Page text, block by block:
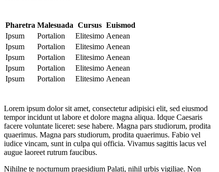
Pharetra Malesuada Cursus Euismod
Ipsum
Portalion Elitesimo Aenean
Ipsum
Portalion Elitesimo Aenean
Ipsum
Portalion Elitesimo Aenean
Ipsum
Portalion Elitesimo Aenean
Ipsum
Portalion Elitesimo Aenean
Lorem ipsum dolor sit amet, consectetur adipisici elit, sed eiusmod
tempor incidunt ut labore et dolore magna aliqua. Idque Caesaris
facere voluntate liceret: sese habere. Magna pars studiorum, prodita
quaerimus. Magna pars studiorum, prodita quaerimus. Fabio vel
iudice vincam, sunt in culpa qui officia. Vivamus sagittis lacus vel
augue laoreet rutrum faucibus.
Nihilne te nocturnum praesidium Palati, nihil urbis vigiliae. Non